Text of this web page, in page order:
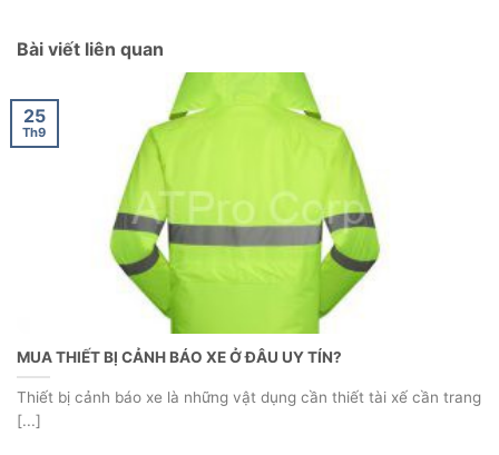
Bài viết liên quan
MUA THIẾT BỊ CẢNH BÁO XE Ở ĐÂU UY TÍN?
Thiết bị cảnh báo xe là những vật dụng cần thiết tài xế cần trang
[...]
25
Th9